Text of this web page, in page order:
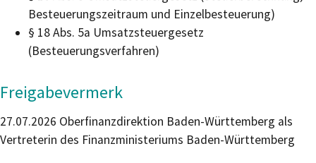
Besteuerungszeitraum und Einzelbesteuerung)
§ 18 Abs. 5a Umsatzsteuergesetz
(Besteuerungsverfahren)
Freigabevermerk
27.07.2026 Oberfinanzdirektion Baden-Württemberg als
Vertreterin des Finanzministeriums Baden-Württemberg